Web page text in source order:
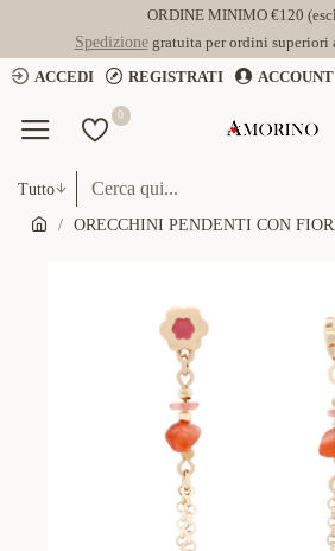
ORDINE MINIMO €120
Spedizionegratuita per ordini superiori
ACCEDI
REGISTRATI ACCOUNT
0
Tutto
ORECCHINI PENDENTI CON